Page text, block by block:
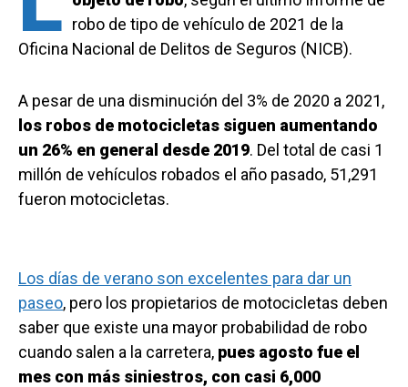
robo de tipo de vehículo de 2021 de la
Oficina Nacional de Delitos de Seguros (NICB).
A pesar de una disminución del 3% de 2020 a 2021,
los robos de motocicletas siguen aumentando
un 26% en general desde 2019. Del total de casi 1
millón de vehículos robados el año pasado, 51,291
fueron motocicletas.
Los días de verano son excelentes para dar un
paseo, pero los propietarios de motocicletas deben
saber que existe una mayor probabilidad de robo
cuando salen a la carretera, pues agosto fue el
mes con más siniestros, con casi 6,000